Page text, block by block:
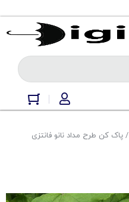
/ پاک کن طرح مداد نانو فانتزی